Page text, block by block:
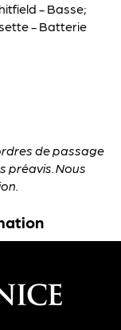
- Basse;
- Batterie
de passage
préavis. Nous